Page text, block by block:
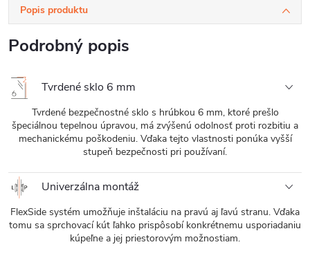
Popis produktu
Podrobný popis
Tvrdené sklo 6 mm
Tvrdené bezpečnostné sklo s hrúbkou 6 mm, ktoré prešlo
špeciálnou tepelnou úpravou, má zvýšenú odolnosť proti rozbitiu a
mechanickému poškodeniu. Vďaka tejto vlastnosti ponúka vyšší
stupeň bezpečnosti pri používaní.
Univerzálna montáž
FlexSide systém umožňuje inštaláciu na pravú aj ľavú stranu. Vďaka
tomu sa sprchovací kút ľahko prispôsobí konkrétnemu usporiadaniu
kúpeľne a jej priestorovým možnostiam.